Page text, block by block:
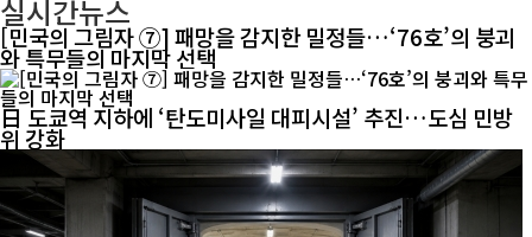
실시간뉴스
[민국의 그림자 ⑦] 패망을 감지한 밀정들…‘76호’의 붕괴
와 특무들의 마지막 선택
日 도쿄역 지하에 ‘탄도미사일 대피시설’ 추진…도심 민방
위 강화